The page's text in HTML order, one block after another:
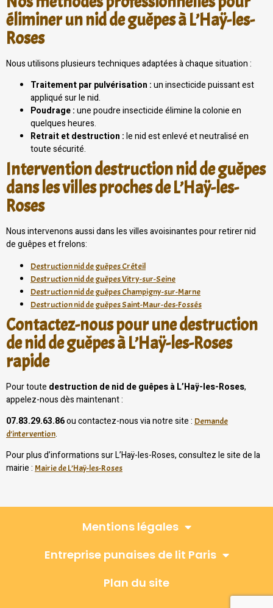
éliminer un nid de guêpes à L’Haÿ-les-
Roses
Nous utilisons plusieurs techniques adaptées à chaque situation :
Traitement par pulvérisation :un insecticide puissant est
appliqué sur le nid.
Poudrage :une poudre insecticide élimine la colonie en
quelques heures.
Retrait et destruction :le nid est enlevé et neutralisé en
toute sécurité.
Intervention destruction nid de guêpes
dans les villes proches de L’Haÿ-les-
Roses
Nous intervenons aussi dans les villes avoisinantes pour retirer nid
de guêpes et frelons:
Destruction nid de guêpes Créteil
Destruction nid de guêpes Vitry-sur-Seine
Destruction nid de guêpes Champigny-sur-Marne
Destruction nid de guêpes Saint-Maur-des-Fossés
Contactez-nous pour une destruction
de nid de guêpes à L’Haÿ-les-Roses
rapide
Pour toute destruction de nid de guêpes à L’Haÿ-les-Roses,
appelez-nous dès maintenant :
07.83.29.63.86ou contactez-nous via notre site : Demande
d’intervention.
Pour plus d’informations sur L’Haÿ-les-Roses, consultez le site de la
mairie : Mairie de L’Haÿ-les-Roses
Mentions légales
Entreprise punaises de lit Paris
Plan du site